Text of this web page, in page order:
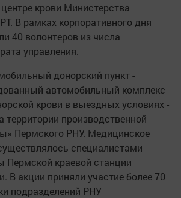
крови Министерства
В рамках корпоративного дня
40 волонтеров из числа
управления.
донорский пункт -
автомобильный комплекс
крови в выездных условиях -
территории производственной
Пермского РНУ. Медицинское
специалистами
Пермской краевой станции
В акции приняли участие более 70
подразделений РНУ